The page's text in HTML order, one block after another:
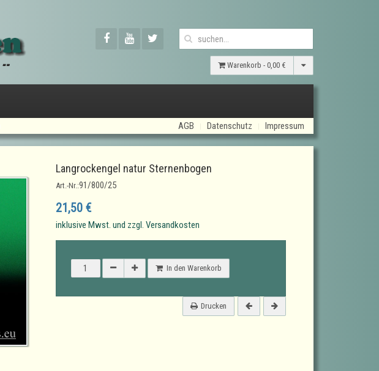
Warenkorb - 0,00 €
AGB Datenschutz Impressum
Langrockengel natur Sternenbogen
Art.-Nr.:91/800/25
21,50 €
inklusive Mwst. und zzgl. Versandkosten
In den Warenkorb
Drucken